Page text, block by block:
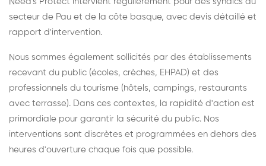
secteur de Pau et de la côte basque, avec devis détaillé et
rapport d'intervention.
Nous sommes également sollicités par des établissements
recevant du public (écoles, crèches, EHPAD) et des
professionnels du tourisme (hôtels, campings, restaurants
avec terrasse). Dans ces contextes, la rapidité d'action est
primordiale pour garantir la sécurité du public. Nos
interventions sont discrètes et programmées en dehors des
heures d'ouverture chaque fois que possible.